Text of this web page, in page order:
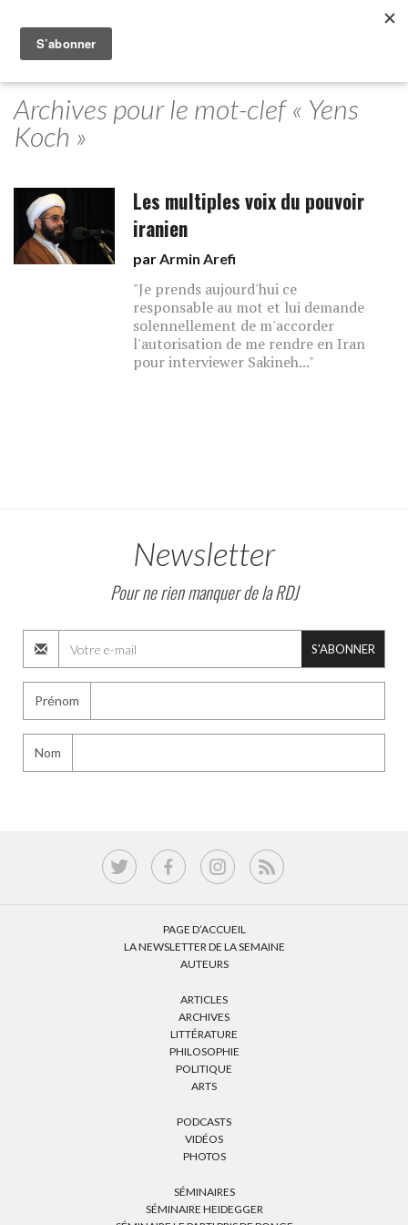
Archives pour le mot-clef « Yens
Koch »
Les multiples voix du pouvoir
iranien
parArmin Arefi
"Je prends aujourd'hui ce
responsable au mot et lui demande
solennellement de m'accorder
l'autorisation de me rendre en Iran
pour interviewer Sakineh..."
Newsletter
Pour ne rien manquer de la RDJ
S'ABONNER
Prénom
Nom
PAGE D’ACCUEIL
LA NEWSLETTER DE LA SEMAINE
AUTEURS
ARTICLES
ARCHIVES
LITTÉRATURE
PHILOSOPHIE
POLITIQUE
ARTS
PODCASTS
VIDÉOS
PHOTOS
SÉMINAIRES
SÉMINAIRE HEIDEGGER